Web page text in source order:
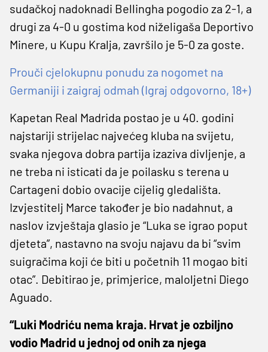
sudačkoj nadoknadi Bellingha pogodio za 2-1, a
drugi za 4-0 u gostima kod niželigaša Deportivo
Minere, u Kupu Kralja, završilo je 5-0 za goste.
Prouči cjelokupnu ponudu za nogomet na
Germaniji i zaigraj odmah (Igraj odgovorno, 18+)
Kapetan Real Madrida postao je u 40. godini
najstariji strijelac najvećeg kluba na svijetu,
svaka njegova dobra partija izaziva divljenje, a
ne treba ni isticati da je poilasku s terena u
Cartageni dobio ovacije cijelig gledališta.
Izvjestitelj Marce također je bio nadahnut, a
naslov izvještaja glasio je “Luka se igrao poput
djeteta”, nastavno na svoju najavu da bi “svim
suigračima koji će biti u početnih 11 mogao biti
otac”. Debitirao je, primjerice, maloljetni Diego
Aguado.
“Luki Modriću nema kraja. Hrvat je ozbiljno
vodio Madrid u jednoj od onih za njega